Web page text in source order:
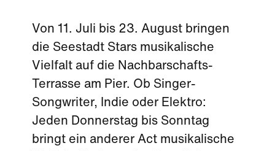
Von 11. Juli bis 23. August bringen
die Seestadt Stars musikalische
Vielfalt auf die Nachbarschafts-
Terrasse am Pier. Ob Singer-
Songwriter, Indie oder Elektro:
Jeden Donnerstag bis Sonntag
bringt ein anderer Act musikalische